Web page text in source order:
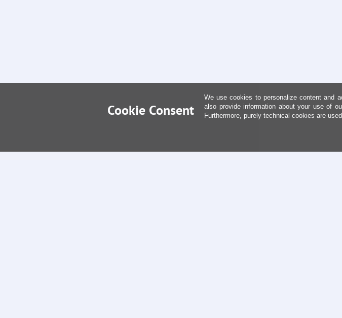
Cookie Consent
We use cookies to personalize content and
also provide information about your use of
Furthermore, purely technical cookies are